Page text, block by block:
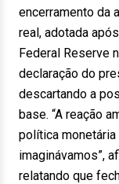
encerramento da
real, adotada
Federal Reserve
declaração do
descartando a
base. “A reação
política
imaginávamos”,
relatando que